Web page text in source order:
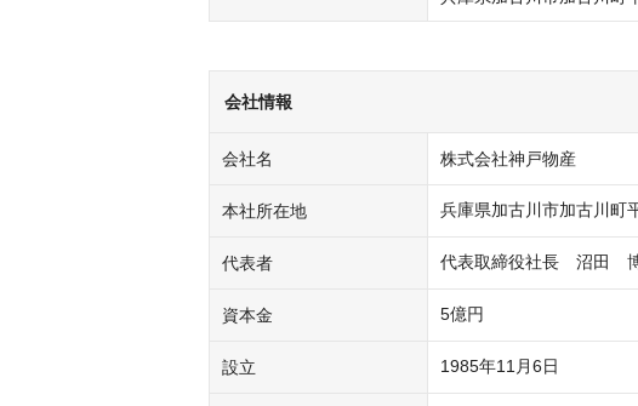
会社情報
会社名 株式会社神戸物産
本社所在地 兵庫県加古川市加古川町
代表者 代表取締役社長　沼田　
資本金 5億円
設立 1985年11月6日